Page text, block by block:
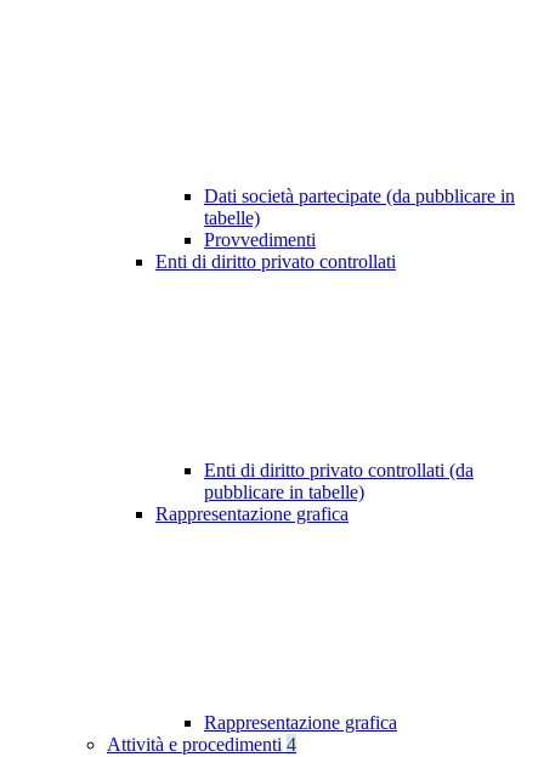
Dati società partecipate (da pubblicare in
tabelle)
Provvedimenti
Enti di diritto privato controllati
Enti di diritto privato controllati (da
pubblicare in tabelle)
Rappresentazione grafica
Rappresentazione grafica
Attività e procedimenti 4